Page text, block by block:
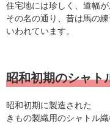
住宅地には珍しく、道幅が
その名の通り、昔は馬の
いわれています。
昭和初期のシャト
昭和初期に製造された
きもの製織用のシャトル